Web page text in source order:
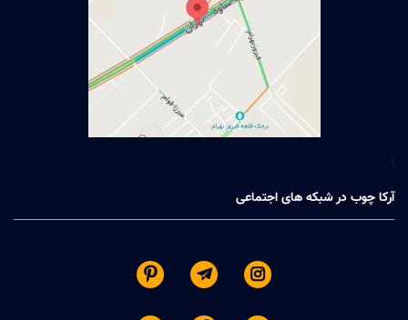
1
آرکا چوب در شبکه های اجتماعی


